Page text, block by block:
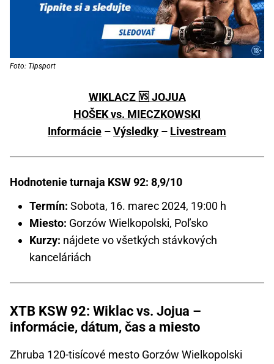
Foto: Tipsport
WIKLACZ 🆚 JOJUA
HOŠEK vs. MIECZKOWSKI
Informácie –Výsledky – Livestream
Hodnotenie turnaja KSW 92: 8,9/10
Termín: Sobota, 16. marec 2024, 19:00 h
Miesto: Gorzów Wielkopolski, Poľsko
Kurzy: nájdete vo všetkých stávkových
kanceláriách
XTB KSW 92: Wiklac vs. Jojua –
informácie, dátum, čas a miesto
Zhruba 120-tisícové mesto Gorzów Wielkopolski